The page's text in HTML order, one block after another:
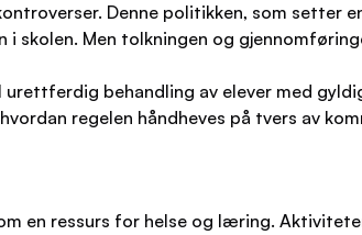
Denne politikken, som setter
skolen. Men tolkningen og
behandling av elever med
regelen håndheves på tvers av
en ressurs for helse og læring.